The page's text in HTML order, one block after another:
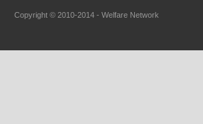
Copyright © 2010-2014 - Welfare Network